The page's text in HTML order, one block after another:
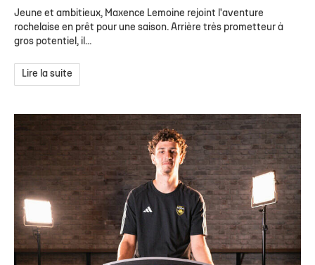
Jeune et ambitieux, Maxence Lemoine rejoint l'aventure
rochelaise en prêt pour une saison. Arrière très prometteur à
gros potentiel, il...
Lire la suite